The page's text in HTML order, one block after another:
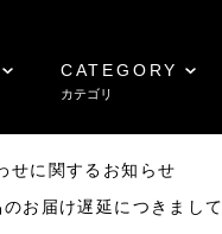
CATEGORY
カテゴリ
に関するお知らせ
お届け遅延につきまして